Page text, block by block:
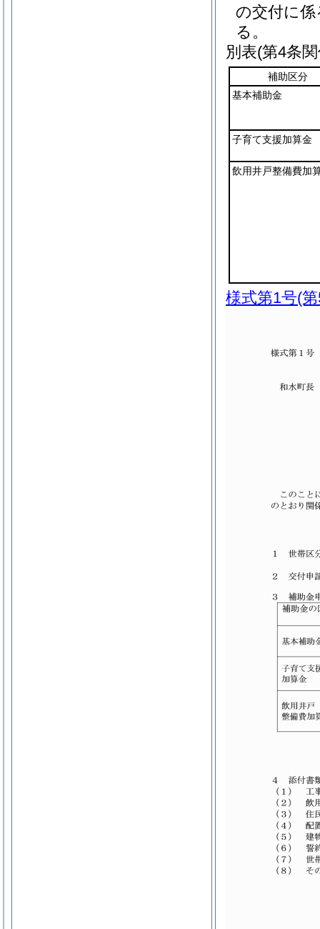
の交付に
る。
別表(第4条
補助区分
基本補助金
子育て支援加算金
飲用井戸整備費加
様式第1号(